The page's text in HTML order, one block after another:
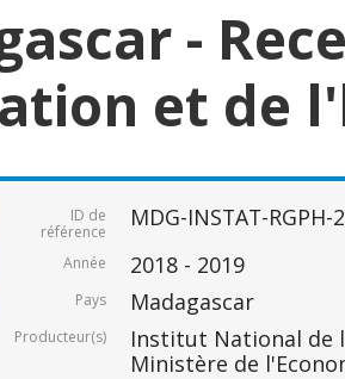
-
et de
ID de
référence
MDG-INSTAT-RGPH-
Année 2018 - 2019
Pays Madagascar
Producteur(s)
Institut National de
Ministère de